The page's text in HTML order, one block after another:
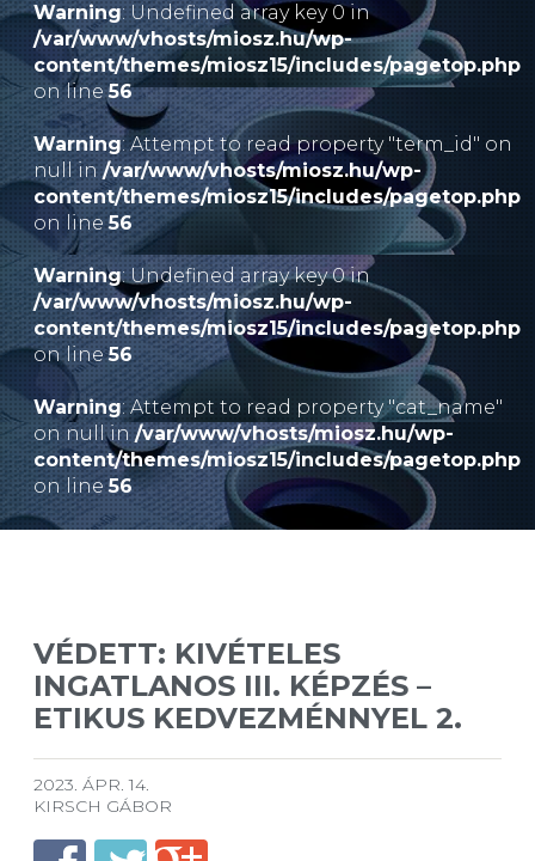
Warning: Undefined array key 0 in
/var/www/vhosts/miosz.hu/wp-
content/themes/miosz15/includes/pagetop.php
on line56
Warning: Attempt to read property "term_id" on
null in /var/www/vhosts/miosz.hu/wp-
content/themes/miosz15/includes/pagetop.php
on line56
Warning: Undefined array key 0 in
/var/www/vhosts/miosz.hu/wp-
content/themes/miosz15/includes/pagetop.php
on line56
Warning: Attempt to read property "cat_name"
on null in/var/www/vhosts/miosz.hu/wp-
content/themes/miosz15/includes/pagetop.php
on line56
VÉDETT: KIVÉTELES
INGATLANOS III. KÉPZÉS –
ETIKUS KEDVEZMÉNNYEL 2.
2023. ÁPR. 14.
KIRSCH GÁBOR